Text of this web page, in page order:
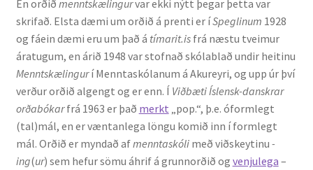
Orðhlutafræði
Samtímasetningafræði
Söguleg setningafræði
Hljóð og hljóðkerfi
En orðið menntskælingurvar ekki nýtt þegar þetta var
skrifað. Elsta dæmi um orðið á prenti er íSpeglinum 1928
og fáein dæmi eru um það á tímarit.is frá næstu tveimur
áratugum, en árið 1948 var stofnað skólablað undir heitinu
Menntskælingurí Menntaskólanum á Akureyri, og upp úr því
verður orðið algengt og er enn. Í Viðbæti Íslensk-danskrar
orðabókarfrá 1963 er það merkt „pop.“, þ.e. óformlegt
(tal)mál, en er væntanlega löngu komið inn í formlegt
mál. Orðið er myndað afmenntaskóli með viðskeytinu -
ing(ur) sem hefur sömu áhrif á grunnorðið og venjulega –